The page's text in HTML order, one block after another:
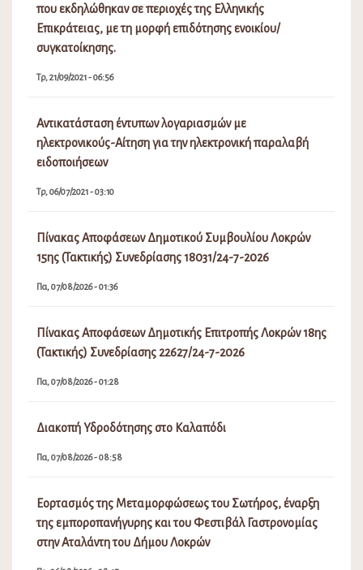
που εκδηλώθηκαν σε περιοχές της Ελληνικής
Επικράτειας, με τη μορφή επιδότησης ενοικίου/
συγκατοίκησης.
Τρ, 21/09/2021 - 06:56
Αντικατάσταση έντυπων λογαριασμών με
ηλεκτρονικούς-Αίτηση για την ηλεκτρονική παραλαβή
ειδοποιήσεων
Τρ, 06/07/2021 - 03:10
Πίνακας Αποφάσεων Δημοτικού Συμβουλίου Λοκρών
15ης (Τακτικής) Συνεδρίασης 18031/24-7-2026
Πα, 07/08/2026 - 01:36
Πίνακας Αποφάσεων Δημοτικής Επιτροπής Λοκρών 18ης
(Τακτικής) Συνεδρίασης 22627/24-7-2026
Πα, 07/08/2026 - 01:28
Διακοπή Υδροδότησης στο Καλαπόδι
Πα, 07/08/2026 - 08:58
Εορτασμός της Μεταμορφώσεως του Σωτήρος, έναρξη
της εμποροπανήγυρης και του Φεστιβάλ Γαστρονομίας
στην Αταλάντη του Δήμου Λοκρών